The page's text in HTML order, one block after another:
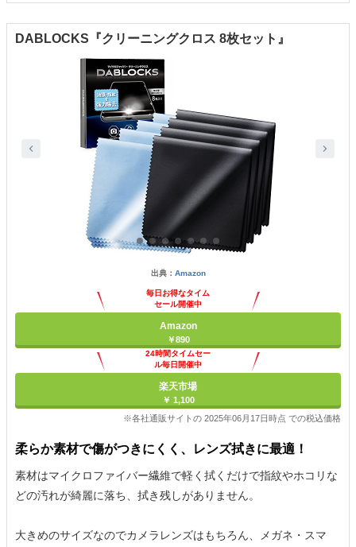
DABLOCKS『クリーニングクロス 8枚セット』
出典： Amazon
毎日お得なタイム
セール開催中
Amazon
￥890
24時間タイムセー
ル毎日開催中
楽天市場
￥ 1,100
※各社通販サイトの 2025年06月17日時点 での税込価格
柔らか素材で傷がつきにくく、レンズ拭きに最適！
素材はマイクロファイバー繊維で軽く拭くだけで指紋やホコリな
どの汚れが綺麗に落ち、拭き残しがありません。
大きめのサイズなのでカメラレンズはもちろん、メガネ・スマ